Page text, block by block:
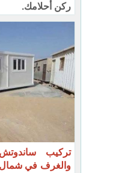
ركن أحلامك.
تركيب
والغرف في شمال